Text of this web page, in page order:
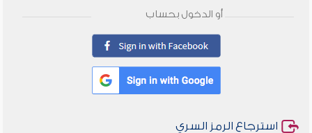
أو الدخول بحساب
استرجاع الرمز السري